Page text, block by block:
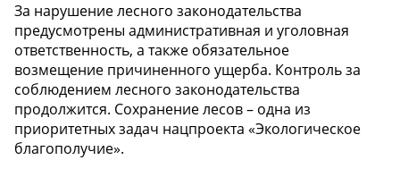
За нарушение лесного законодательства
предусмотрены административная и уголовная
ответственность, а также обязательное
возмещение причиненного ущерба. Контроль за
соблюдением лесного законодательства
продолжится. Сохранение лесов – одна из
приоритетных задач нацпроекта «Экологическое
благополучие».